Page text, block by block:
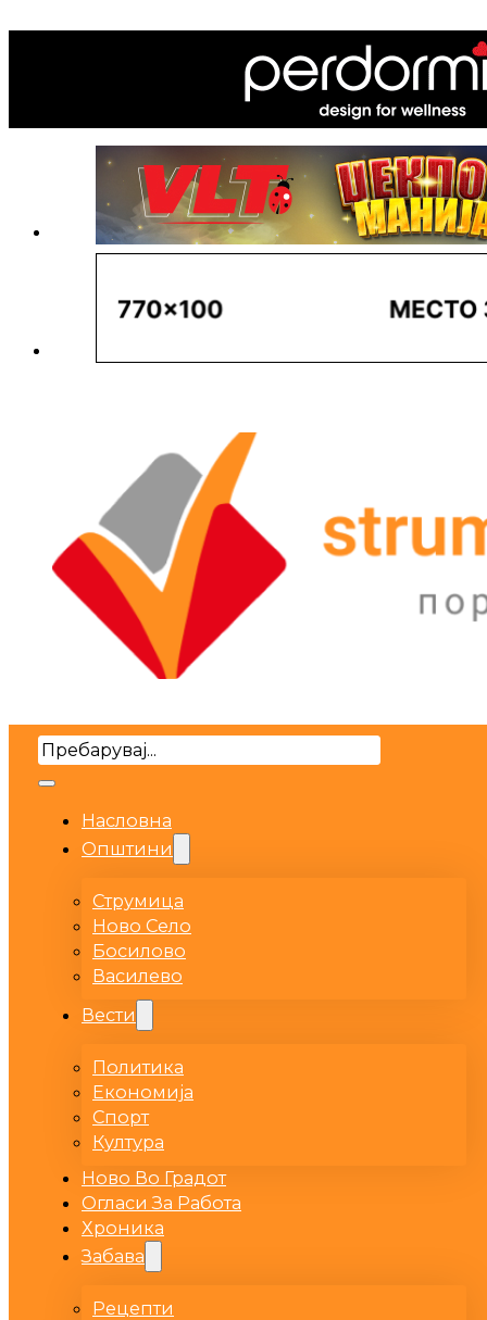
Search
Насловна
Општини
Струмица
Ново Село
Босилово
Василево
Вести
Политика
Економија
Спорт
Култура
Ново Во Градот
Огласи За Работа
Хроника
Забава
Рецепти